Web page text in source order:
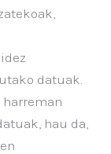
datuak.
harreman
hau da,